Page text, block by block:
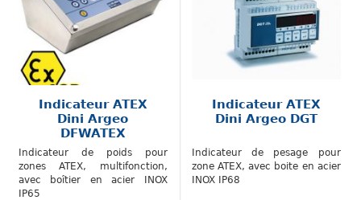
Indicateur ATEX
Dini Argeo
DFWATEX
Indicateur de poids pour
zones ATEX, multifonction,
avec boîtier en acier INOX
IP65
Indicateur ATEX
Dini Argeo DGT
Indicateur de pesage pour
zone ATEX, avec boite en acier
INOX IP68